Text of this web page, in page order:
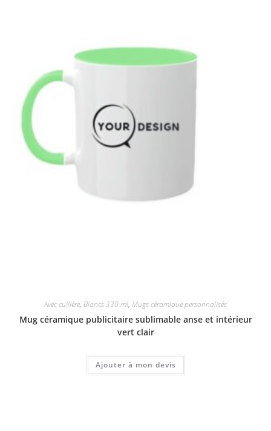
Avec cuillère, Blancs 330 ml, Mugs céramique personnalisés
Mug céramique publicitaire sublimable anse et intérieur
vert clair
Ajouter à mon devis